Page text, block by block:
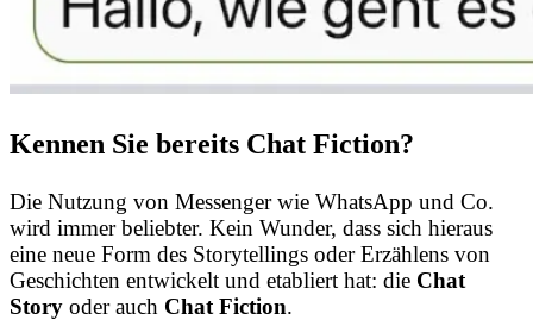
Kennen Sie bereits Chat Fiction?
Die Nutzung von Messenger wie WhatsApp und Co.
wird immer beliebter. Kein Wunder, dass sich hieraus
eine neue Form des Storytellings oder Erzählens von
Geschichten entwickelt und etabliert hat: die Chat
Story oder auch Chat Fiction.